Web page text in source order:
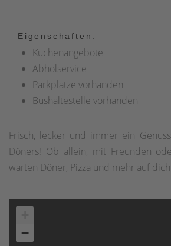
Eigenschaften:
Küchenangebote
Abholservice
Parkplätze vorhanden
Bushaltestelle vorhanden
Frisch, lecker und immer ein
Döners! Ob allein, mit Freunden
warten Döner, Pizza und mehr auf dich.
−